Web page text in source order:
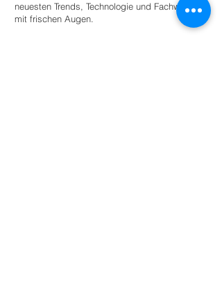
neuesten Trends, Technologie und Fachwissen
mit frischen Augen.